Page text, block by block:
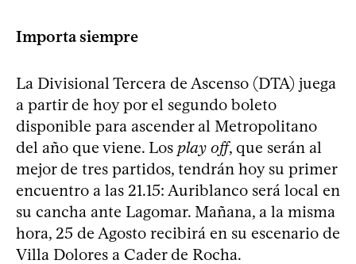
Importa siempre
La Divisional Tercera de Ascenso (DTA) juega
a partir de hoy por el segundo boleto
disponible para ascender al Metropolitano
del año que viene. Los play off, que serán al
mejor de tres partidos, tendrán hoy su primer
encuentro a las 21.15: Auriblanco será local en
su cancha ante Lagomar. Mañana, a la misma
hora, 25 de Agosto recibirá en su escenario de
Villa Dolores a Cader de Rocha.